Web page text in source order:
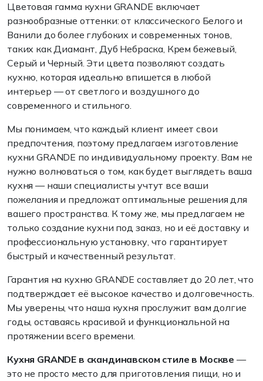
Цветовая гамма кухни GRANDE включает
разнообразные оттенки: от классического Белого и
Ванили до более глубоких и современных тонов,
таких как Диамант, Дуб Небраска, Крем бежевый,
Серый и Черный. Эти цвета позволяют создать
кухню, которая идеально впишется в любой
интерьер — от светлого и воздушного до
современного и стильного.
Мы понимаем, что каждый клиент имеет свои
предпочтения, поэтому предлагаем изготовление
кухни GRANDE по индивидуальному проекту. Вам не
нужно волноваться о том, как будет выглядеть ваша
кухня — наши специалисты учтут все ваши
пожелания и предложат оптимальные решения для
вашего пространства. К тому же, мы предлагаем не
только создание кухни под заказ, но и её доставку и
профессиональную установку, что гарантирует
быстрый и качественный результат.
Гарантия на кухню GRANDE составляет до 20 лет, что
подтверждает её высокое качество и долговечность.
Мы уверены, что наша кухня прослужит вам долгие
годы, оставаясь красивой и функциональной на
протяжении всего времени.
Кухня GRANDE в скандинавском стиле в Москве —
это не просто место для приготовления пищи, но и